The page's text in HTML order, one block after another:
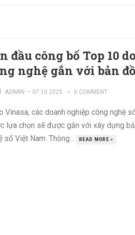
đầu công bố Top 10
nghệ gắn với bản
ADMIN — 07.10.2025 0 COMMENT
Vinasa, các doanh nghiệp công nghệ
lựa chọn sẽ được gắn với xây dựng
số Việt Nam. Thông...
READ MORE »